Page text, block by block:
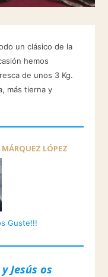
un clásico de la
hemos
de unos 3 Kg.
más tierna y
MÁRQUEZ LÓPEZ
Guste!!!
Jesús os